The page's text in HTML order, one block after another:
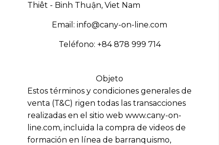
Thiêt - Binh Thuận, Viet Nam
Email: info@cany-on-line.com
Teléfono: +84 878 999 714
Objeto
Estos términos y condiciones generales de
venta (T&C) rigen todas las transacciones
realizadas en el sitio web www.cany-on-
line.com, incluida la compra de videos de
formación en línea de barranquismo,